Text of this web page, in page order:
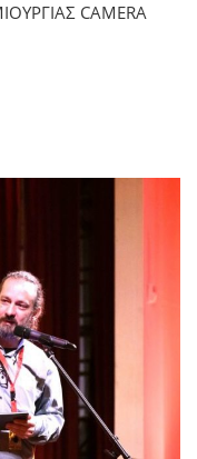
CAMERA